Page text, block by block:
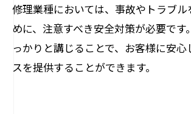
修理業種においては、事故やトラブ
めに、注意すべき安全対策が必要です
っかりと講じることで、お客様に安心
スを提供することができます。